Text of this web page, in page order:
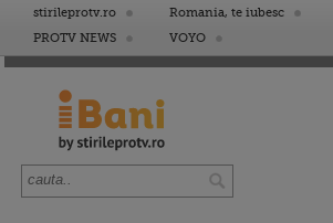
stirileprotv.ro Romania, te iubesc
PROTV NEWS
VOYO